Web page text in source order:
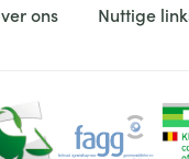
ons Nuttige